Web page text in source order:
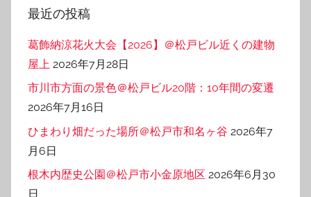
リ
最近の投稿
葛飾納涼花火大会【2026】＠松戸ビル近くの建物
屋上 2026年7月28日
市川市方面の景色＠松戸ビル20階：10年間の変遷
2026年7月16日
ひまわり畑だった場所＠松戸市和名ヶ谷 2026年7
月6日
根木内歴史公園＠松戸市小金原地区 2026年6月30
日